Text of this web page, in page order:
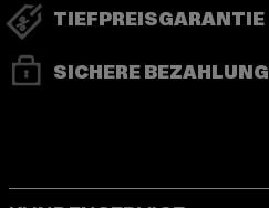
TIEFPREISGARANTIE
SICHERE BEZAHLUNG